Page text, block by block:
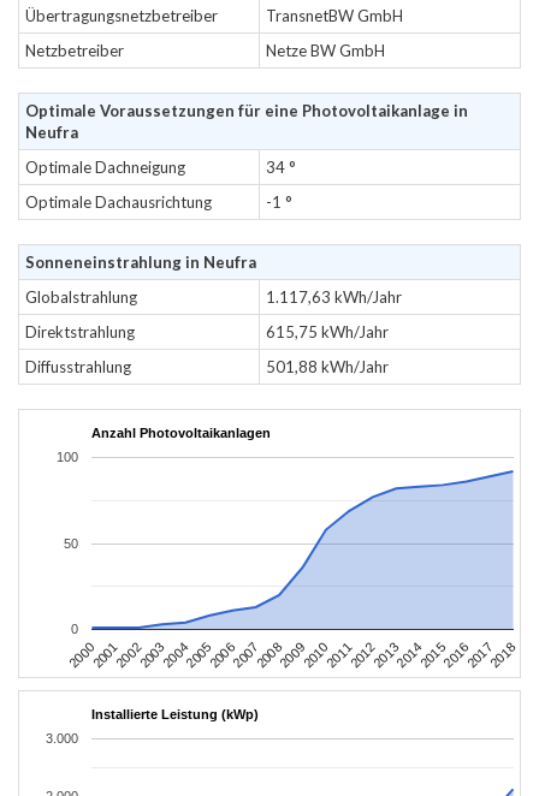
Übertragungsnetzbetreiber
TransnetBW GmbH
Netzbetreiber
Netze BW GmbH
Optimale Voraussetzungen für eine Photovoltaikanlage in
Neufra
Optimale Dachneigung
34 °
Optimale Dachausrichtung
-1 °
Sonneneinstrahlung in Neufra
Globalstrahlung
1.117,63 kWh/Jahr
Direktstrahlung
615,75 kWh/Jahr
Diffusstrahlung
501,88 kWh/Jahr
Anzahl Photovoltaikanlagen
2000200120022003200420052006200720082009201020112012201320142015201620172018
0
50
100
Installierte Leistung (kWp)
3.000